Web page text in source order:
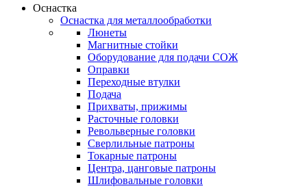
Оснастка
Оснастка для металлообработки
Люнеты
Магнитные стойки
Оборудование для подачи СОЖ
Оправки
Переходные втулки
Подача
Прихваты, прижимы
Расточные головки
Револьверные головки
Сверлильные патроны
Токарные патроны
Центра, цанговые патроны
Шлифовальные головки